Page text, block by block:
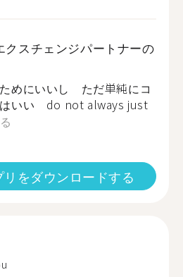
クスチェンジパートナーの
めにいいし ただ単純にコ
はいい do not always just
リをダウンロードする